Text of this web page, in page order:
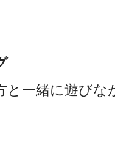
と一緒に遊び